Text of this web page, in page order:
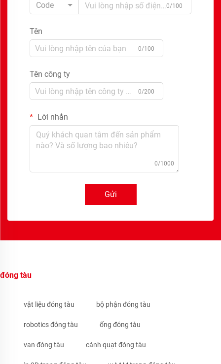
Code
0/100
Tên
0/100
Tên công ty
0/200
Lời nhắn
0/1000
Gửi
đóng tàu
vật liệu đóng tàu bộ phận đóng tàu
robotics đóng tàu ống đóng tàu
van đóng tàu cánh quạt đóng tàu